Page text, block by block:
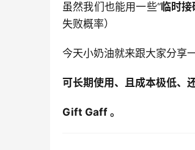
虽然我们也能用一些“临时接
失败概率）
今天小奶油就来跟大家分享
可长期使用、且成本极低、
Gift Gaff 。